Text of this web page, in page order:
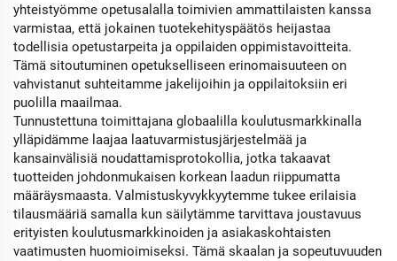
yhteistyömme opetusalalla toimivien ammattilaisten kanssa
varmistaa, että jokainen tuotekehityspäätös heijastaa
todellisia opetustarpeita ja oppilaiden oppimistavoitteita.
Tämä sitoutuminen opetukselliseen erinomaisuuteen on
vahvistanut suhteitamme jakelijoihin ja oppilaitoksiin eri
puolilla maailmaa.
Tunnustettuna toimittajana globaalilla koulutusmarkkinalla
ylläpidämme laajaa laatuvarmistusjärjestelmää ja
kansainvälisiä noudattamisprotokollia, jotka takaavat
tuotteiden johdonmukaisen korkean laadun riippumatta
määräysmaasta. Valmistuskyvykkyytemme tukee erilaisia
tilausmääriä samalla kun säilytämme tarvittava joustavuus
erityisten koulutusmarkkinoiden ja asiakaskohtaisten
vaatimusten huomioimiseksi. Tämä skaalan ja sopeutuvuuden